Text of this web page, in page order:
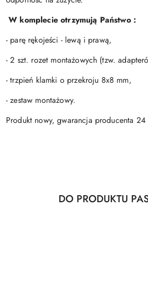
W komplecie otrzymują Państwo :
- parę rękojeści - lewą i prawą,
- 2 szt. rozet montażowych (tzw.
- trzpień klamki o przekroju 8x8 mm,
- zestaw montażowy.
Produkt nowy, gwarancja producenta 24
Pomiń karuzelę produktów
Produkty
DO PRODUKTU